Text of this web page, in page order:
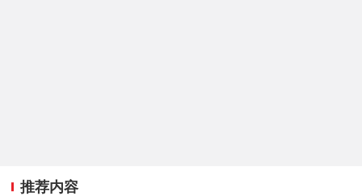
推荐内容